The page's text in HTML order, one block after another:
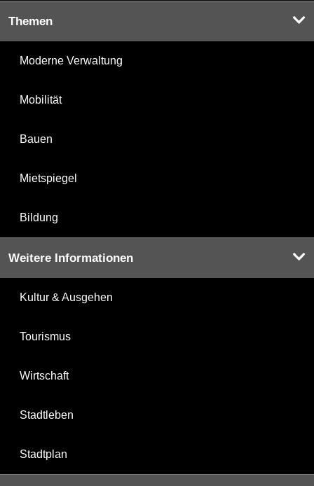
Themen
Moderne Verwaltung
Mobilität
Bauen
Mietspiegel
Bildung
Weitere Informationen
Kultur & Ausgehen
Tourismus
Wirtschaft
Stadtleben
Stadtplan